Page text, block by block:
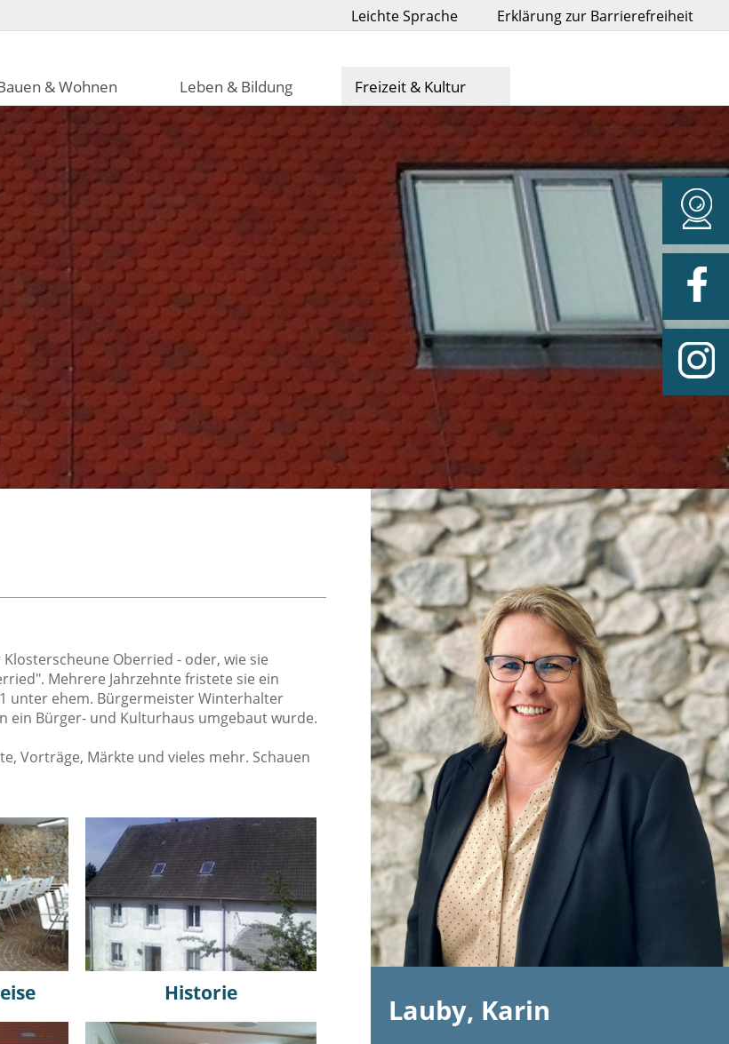
Leichte Sprache Erklärung zur Barrierefreiheit
& Wohnen Leben & Bildung Freizeit & Kultur
Oberried - oder, wie sie
Mehrere Jahrzehnte fristete sie ein
unter ehem. Bürgermeister Winterhalter
Bürger- und Kulturhaus umgebaut wurde.
Vorträge, Märkte und vieles mehr. Schauen
Historie
Lauby, Karin